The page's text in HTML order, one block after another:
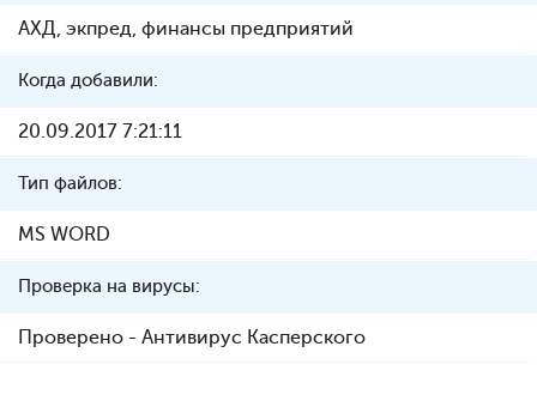
АХД, экпред, финансы предприятий
Когда добавили:
20.09.2017 7:21:11
Тип файлов:
MS WORD
Проверка на вирусы:
Проверено - Антивирус Касперского